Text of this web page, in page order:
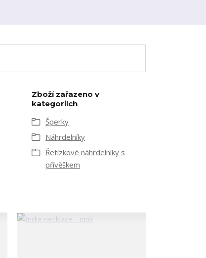
Zboží zařazeno v
kategoriích
Šperky
Náhrdelníky
Řetízkové náhrdelníky s
přívěškem